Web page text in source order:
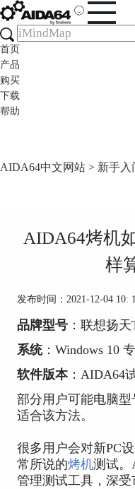
首页
产品
购买
下载
帮助
AIDA64中文网站 > 新手入
AIDA64烤机
样
发布时间：2021-12-04 10:
品牌型号：联想扬天
系统：Windows 10
软件版本：AIDA64
部分用户可能电脑
适合该方法。
很多用户会对新PC
常所说的烤机测试。
管理测试工具，深